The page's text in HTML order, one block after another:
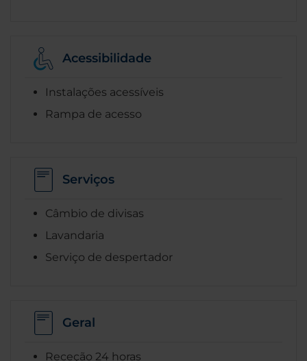
Acessibilidade
Instalações acessíveis
Rampa de acesso
Serviços
Câmbio de divisas
Lavandaria
Serviço de despertador
Geral
Receção 24 horas